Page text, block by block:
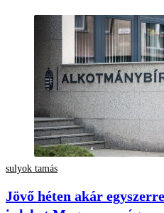
sulyok tamás
Jövő héten akár